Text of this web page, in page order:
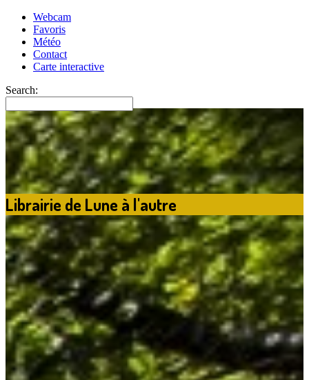
Webcam
Favoris
Météo
Contact
Carte interactive
Search:
Librairie de Lune à l'autre